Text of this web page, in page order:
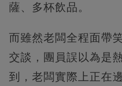
薩、多杯飲品。
而雖然老闆全程面帶
交談，團員誤以為是
到，老闆實際上正在